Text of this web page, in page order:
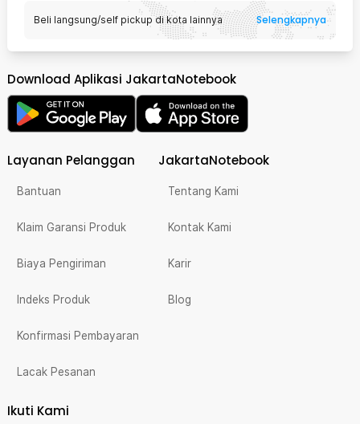
Beli langsung/self pickup di kota lainnya Selengkapnya
Download Aplikasi JakartaNotebook
Layanan Pelanggan
Bantuan
Klaim Garansi Produk
Biaya Pengiriman
Indeks Produk
Konfirmasi Pembayaran
Lacak Pesanan
JakartaNotebook
Tentang Kami
Kontak Kami
Karir
Blog
Ikuti Kami